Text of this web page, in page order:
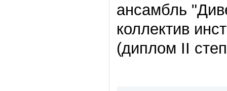
ансамбль
коллектив
(диплом II